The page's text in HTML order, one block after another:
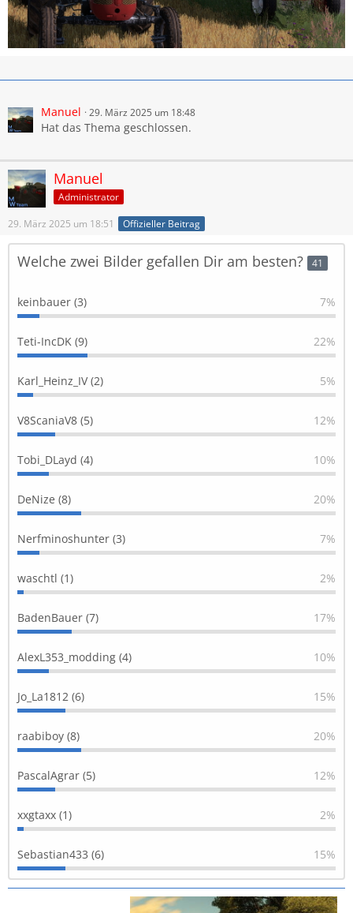
Manuel 29. März 2025 um 18:48
Hat das Thema geschlossen.
Manuel
Administrator
29. März 2025 um 18:51 Offizieller Beitrag
Welche zwei Bilder gefallen Dir am besten? 41
keinbauer (3) 7%
Teti-IncDK (9) 22%
Karl_Heinz_IV (2) 5%
V8ScaniaV8 (5) 12%
Tobi_DLayd (4) 10%
DeNize (8) 20%
Nerfminoshunter (3) 7%
waschtl (1) 2%
BadenBauer (7) 17%
AlexL353_modding (4) 10%
Jo_La1812 (6) 15%
raabiboy (8) 20%
PascalAgrar (5) 12%
xxgtaxx (1) 2%
Sebastian433 (6) 15%